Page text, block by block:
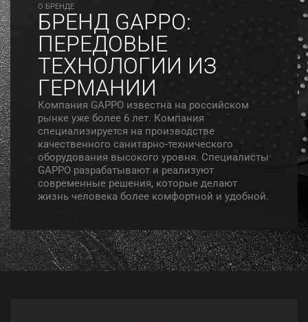
O БРЕНДЕ
БРЕНД GAPPO:
ПЕРЕДОВЫЕ
ТЕХНОЛОГИИ ИЗ
ГЕРМАНИИ
Компания GAPPO известна на российском
рынке уже более 6 лет. Компания
специализируется на производстве
качественного санитарно-технического
оборудования высокого уровня. Специалисты
GAPPO разрабатывают и реализуют
современные решения, которые делают
жизнь человека более комфортной и удобной.